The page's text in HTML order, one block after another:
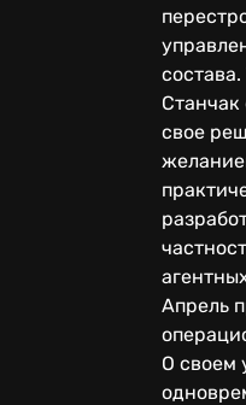
Станчак
свое
Апрель
О своем